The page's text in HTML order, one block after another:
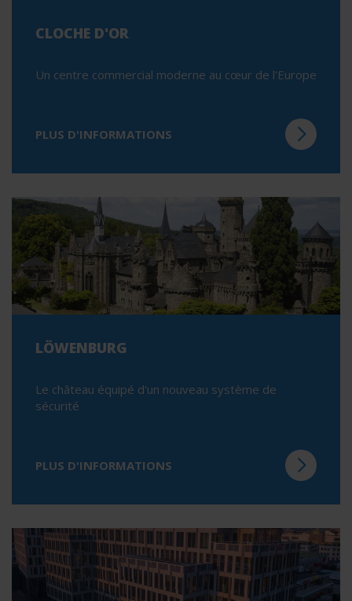
CLOCHE D'OR
Un centre commercial moderne au cœur de l'Europe
PLUS D'INFORMATIONS
LÖWENBURG
Le château équipé d'un nouveau système de
sécurité
PLUS D'INFORMATIONS